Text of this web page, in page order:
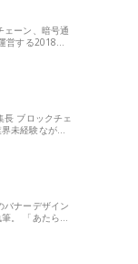
ェーン、暗号通
営する2018…
長 ブロックチェ
界未経験なが…
バナーデザイン
筆。 「あたら…